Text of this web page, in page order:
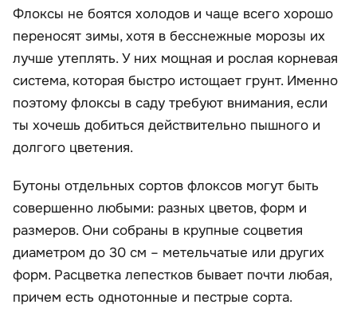
Флоксы не боятся холодов и чаще всего хорошо
переносят зимы, хотя в бесснежные морозы их
лучше утеплять. У них мощная и рослая корневая
система, которая быстро истощает грунт. Именно
поэтому флоксы в саду требуют внимания, если
ты хочешь добиться действительно пышного и
долгого цветения.
Бутоны отдельных сортов флоксов могут быть
совершенно любыми: разных цветов, форм и
размеров. Они собраны в крупные соцветия
диаметром до 30 см – метельчатые или других
форм. Расцветка лепестков бывает почти любая,
причем есть однотонные и пестрые сорта.